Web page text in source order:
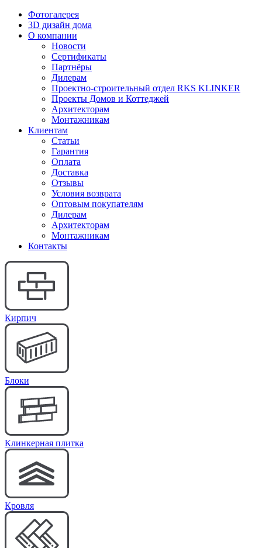
Фотогалерея
3D дизайн дома
О компании
Новости
Сертификаты
Партнёры
Дилерам
Проектно-строительный отдел RKS KLINKER
Проекты Домов и Коттеджей
Архитекторам
Монтажникам
Клиентам
Статьи
Гарантия
Оплата
Доставка
Отзывы
Условия возврата
Оптовым покупателям
Дилерам
Архитекторам
Монтажникам
Контакты
Кирпич
Блоки
Клинкерная плитка
Кровля